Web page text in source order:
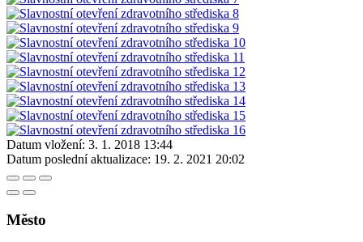
Datum vložení: 3. 1. 2018 13:44
Datum poslední aktualizace: 19. 2. 2021 20:02
Město